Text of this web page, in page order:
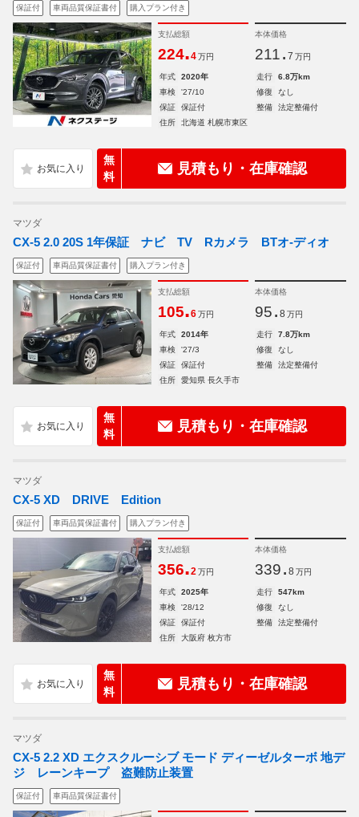
保証付 車両品質保証書付 購入プラン付き
支払総額
224.4 万円
本体価格
211. 7 万円
年式 2020年 走行
6.8万km
車検
'27/10 修復
なし
保証
保証付 整備
法定整備付
住所
北海道 札幌市東区
無
料
見積もり・在庫確認
マツダ
CX-5 2.0 20S 1年保証 ナビ TV Rカメラ BTオ-ディオ
保証付 車両品質保証書付 購入プラン付き
支払総額
105.6 万円
本体価格
95. 8 万円
年式 2014年 走行
7.8万km
車検
'27/3 修復
なし
保証
保証付 整備
法定整備付
住所
愛知県 長久手市
無
料
見積もり・在庫確認
マツダ
CX-5 XD DRIVE Edition
保証付 車両品質保証書付 購入プラン付き
支払総額
356.2 万円
本体価格
339. 8 万円
年式 2025年 走行
547km
車検
'28/12 修復
なし
保証
保証付 整備
法定整備付
住所
大阪府 枚方市
無
料
見積もり・在庫確認
マツダ
CX-5 2.2 XD エクスクルーシブ モード ディーゼルターボ 地デ
ジ レーンキープ 盗難防止装置
保証付 車両品質保証書付